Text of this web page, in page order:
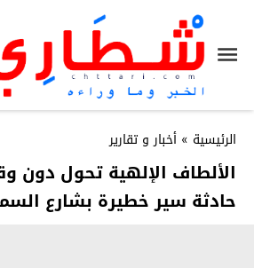
الرئيسية » أخبار و تقارير
الألطاف الإلهية تحول دون
حادثة سير خطيرة بشارع